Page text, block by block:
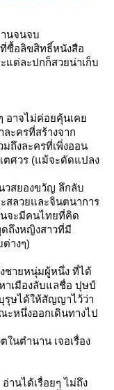
นจนจบ
ซื้อลิขสิทธิ์หนังสือ
แต่ละปกก็สวยน่าเก็บ
อาจไม่ค่อยคุ้นเค
ะครที่สร้างจาก
ถึงละครที่เพิ่งออน
ศวร (แม้จะดัดแปลง
วสยองขวัญ ลึกลับ
ลวยและจินตนาการ
นจะมีคนไทยที่คิด
ถึงหญิงสาวที่มี
างๆ)
งชายหนุ่มผู้หนึ่ง ที่ได้
าเมืองลับแลชื่อ ปุษป์
รุษได้ให้สัญญาไว้ว่า
ะหนึ่งออกเดินทางไป
ในตำนาน เจอเรื่อง
านได้เรื่อยๆ ไม่ถึง